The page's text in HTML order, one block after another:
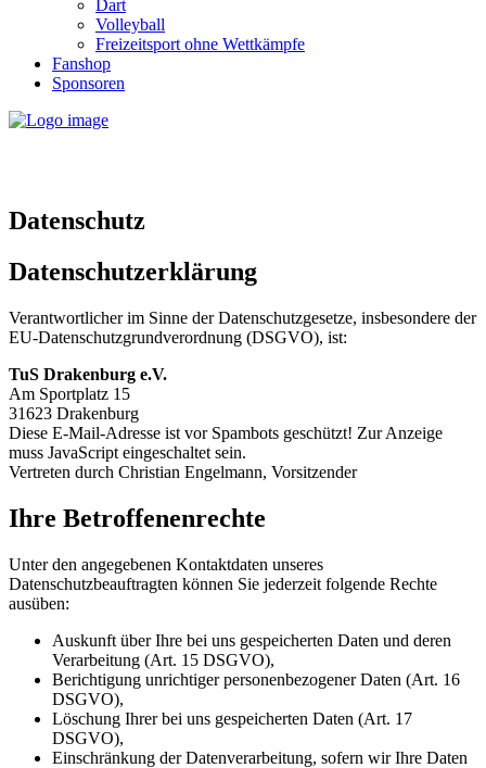
Dart
Volleyball
Freizeitsport ohne Wettkämpfe
Fanshop
Sponsoren
Datenschutz
Datenschutzerklärung
Verantwortlicher im Sinne der Datenschutzgesetze, insbesondere der
EU-Datenschutzgrundverordnung (DSGVO), ist:
TuS Drakenburg e.V.
Am Sportplatz 15
31623 Drakenburg
Diese E-Mail-Adresse ist vor Spambots geschützt! Zur Anzeige
muss JavaScript eingeschaltet sein.
Vertreten durch Christian Engelmann, Vorsitzender
Ihre Betroffenenrechte
Unter den angegebenen Kontaktdaten unseres
Datenschutzbeauftragten können Sie jederzeit folgende Rechte
ausüben:
Auskunft über Ihre bei uns gespeicherten Daten und deren
Verarbeitung (Art. 15 DSGVO),
Berichtigung unrichtiger personenbezogener Daten (Art. 16
DSGVO),
Löschung Ihrer bei uns gespeicherten Daten (Art. 17
DSGVO),
Einschränkung der Datenverarbeitung, sofern wir Ihre Daten